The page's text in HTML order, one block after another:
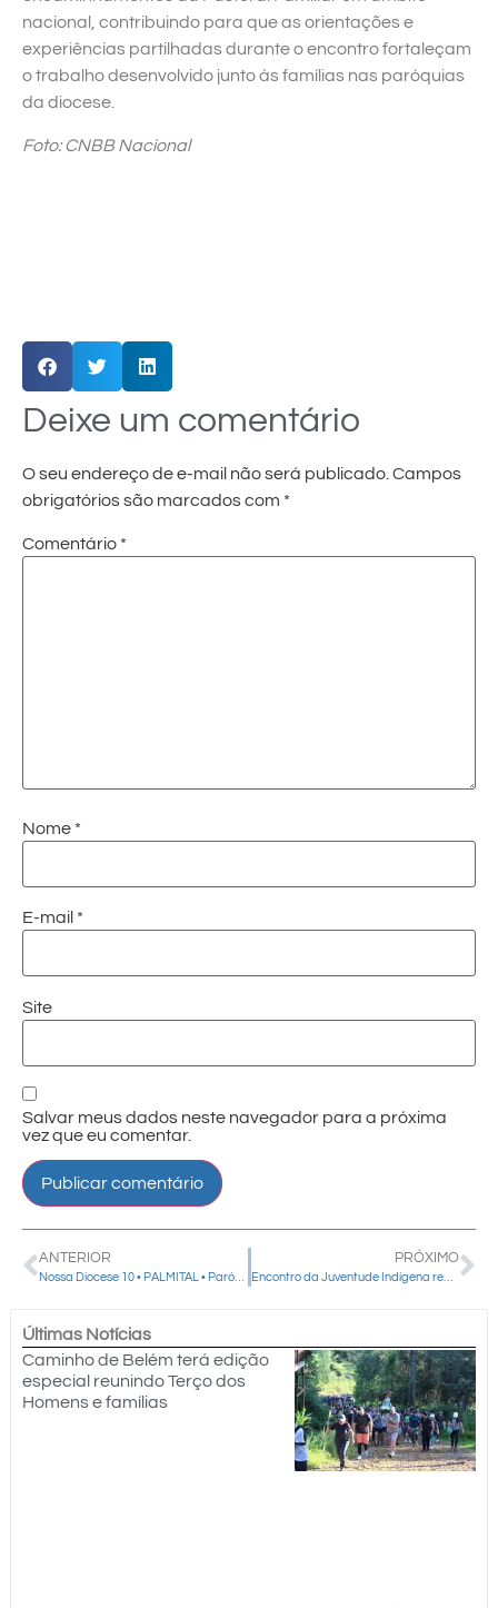
nacional, contribuindo para que as orientações e
experiências partilhadas durante o encontro fortaleçam
o trabalho desenvolvido junto às famílias nas paróquias
da diocese.
Foto: CNBB Nacional
Deixe um comentário
O seu endereço de e-mail não será publicado. Campos
obrigatórios são marcados com *
Comentário *
Nome *
E-mail *
Site
Salvar meus dados neste navegador para a próxima
vez que eu comentar.
ANTERIOR PRÓXIMO
Encontro da Juventude Indígena reúne 190 participantes em Guarapuava e promove reflexão sobre desafios da juventude
Últimas Notícias
Caminho de Belém terá edição
especial reunindo Terço dos
Homens e famílias